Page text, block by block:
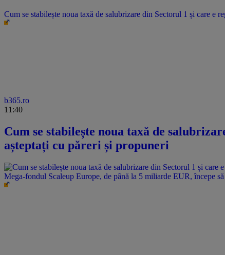
Cum se stabilește noua taxă de salubrizare din Sectorul 1 și care e
b365.ro
11:40
Cum se stabilește noua taxă de
așteptați cu păreri și propuneri
Mega-fondul Scaleup Europe, de până la 5 miliarde EUR, începe